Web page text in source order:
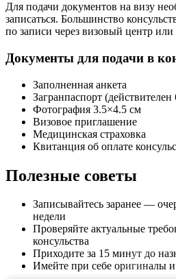
Для подачи документов на визу
записаться. Большинство
по записи через визовый центр
Документы для подачи в
Заполненная анкета
Загранпаспорт (действителен
Фотография 3.5×4.5 см
Визовое приглашение
Медицинская страховка
Квитанция об оплате
Полезные советы
Записывайтесь заранее —
недели
Проверяйте актуальные
консульства
Приходите за 15 минут до
Имейте при себе оригиналы